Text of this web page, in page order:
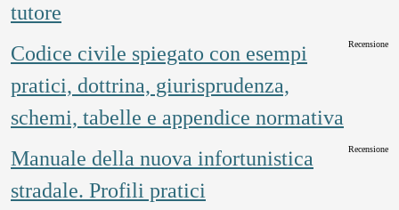
tutore
Codice civile spiegato con esempi
pratici, dottrina, giurisprudenza,
schemi, tabelle e appendice normativa
Recensione
Manuale della nuova infortunistica
stradale. Profili pratici
Recensione